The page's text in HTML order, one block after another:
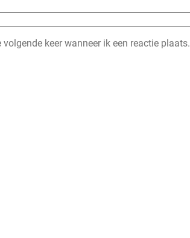
keer wanneer ik een reactie plaats.